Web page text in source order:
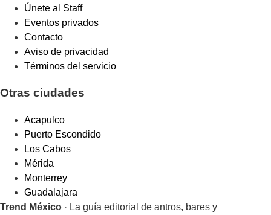
Únete al Staff
Eventos privados
Contacto
Aviso de privacidad
Términos del servicio
Otras ciudades
Acapulco
Puerto Escondido
Los Cabos
Mérida
Monterrey
Guadalajara
Trend México · La guía editorial de antros, bares y